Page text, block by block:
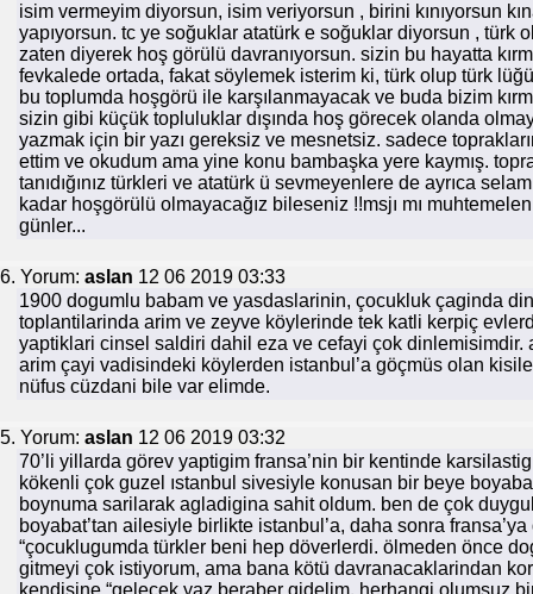
isim vermeyim diyorsun, isim veriyorsun , birini kınıyorsun
yapıyorsun. tc ye soğuklar atatürk e soğuklar diyorsun , türk
zaten diyerek hoş görülü davranıyorsun. sizin bu hayatta
fevkalede ortada, fakat söylemek isterim ki, türk olup türk
bu toplumda hoşgörü ile karşılanmayacak ve buda bizim
sizin gibi küçük topluluklar dışında hoş görecek olanda
yazmak için bir yazı gereksiz ve mesnetsiz. sadece
ettim ve okudum ama yine konu bambaşka yere kaymış.
tanıdığınız türkleri ve atatürk ü sevmeyenlere de ayrıca
kadar hoşgörülü olmayacağız bileseniz !!msjı mı
günler...
6. Yorum: aslan 12 06 2019 03:33
1900 dogumlu babam ve yasdaslarinin, çocukluk çaginda
toplantilarinda arim ve zeyve köylerinde tek katli kerpiç
yaptiklari cinsel saldiri dahil eza ve cefayi çok dinlemisimdir.
arim çayi vadisindeki köylerden istanbul’a göçmüs olan
nüfus cüzdani bile var elimde.
5. Yorum: aslan 12 06 2019 03:32
70’li yillarda görev yaptigim fransa’nin bir kentinde
kökenli çok guzel ıstanbul sivesiyle konusan bir beye
boynuma sarilarak agladigina sahit oldum. ben de çok
boyabat’tan ailesiyle birlikte istanbul’a, daha sonra
“çocuklugumda türkler beni hep döverlerdi. ölmeden önce
gitmeyi çok istiyorum, ama bana kötü davranacaklarindan
kendisine “gelecek yaz beraber gidelim, herhangi olumsuz